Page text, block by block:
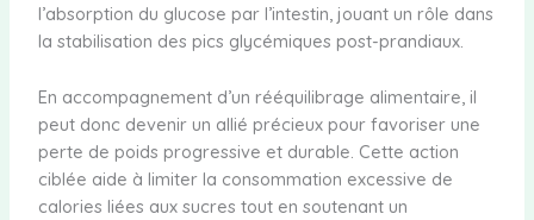
l’absorption du glucose par l’intestin, jouant un rôle dans
la stabilisation des pics glycémiques post-prandiaux.
En accompagnement d’un rééquilibrage alimentaire, il
peut donc devenir un allié précieux pour favoriser une
perte de poids progressive et durable. Cette action
ciblée aide à limiter la consommation excessive de
calories liées aux sucres tout en soutenant un